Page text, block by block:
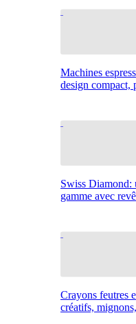
Machines
design compact,
Swiss Diamond:
gamme avec
Crayons feutres
créatifs,